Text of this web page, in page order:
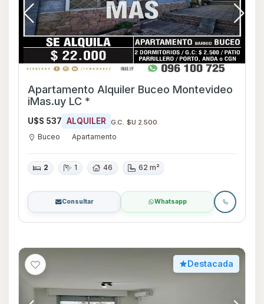
Apartamento Alquiler Buceo Montevideo
iMas.uy LC *
U$S 537 ALQUILER G.C. $U 2.500
Buceo Apartamento
2 1 46 62 m²
Consultar Whatsapp
Destacada